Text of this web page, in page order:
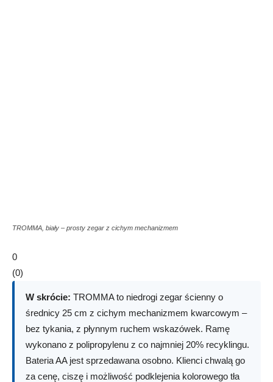
TROMMA, biały – prosty zegar z cichym mechanizmem
0
(0)
W skrócie: TROMMA to niedrogi zegar ścienny o
średnicy 25 cm z cichym mechanizmem kwarcowym –
bez tykania, z płynnym ruchem wskazówek. Ramę
wykonano z polipropylenu z co najmniej 20% recyklingu.
Bateria AA jest sprzedawana osobno. Klienci chwalą go
za cenę, ciszę i możliwość podklejenia kolorowego tła